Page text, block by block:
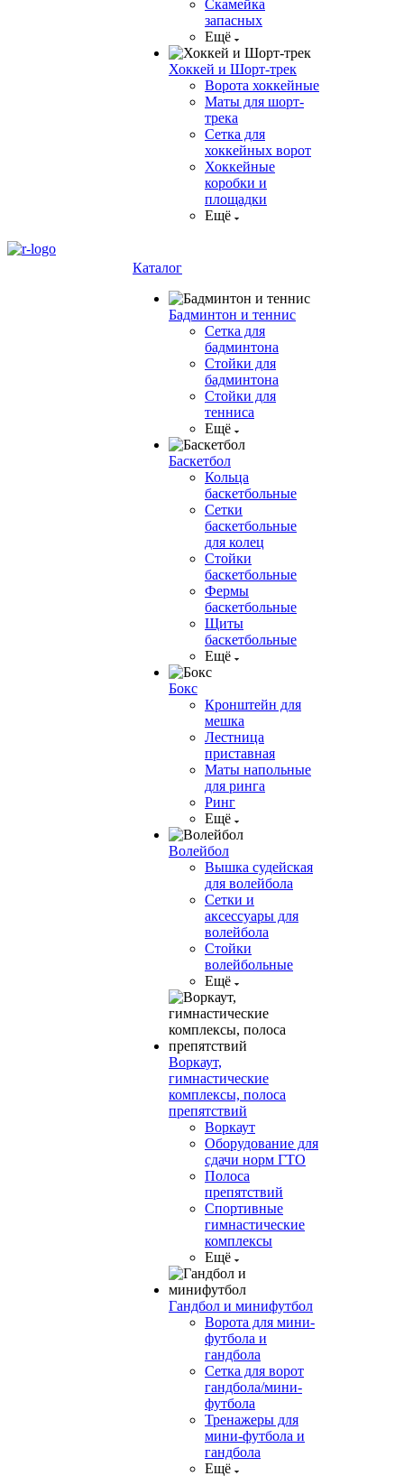
Скамейка
запасных
Ещё
Хоккей и Шорт-трек
Ворота хоккейные
Маты для шорт-
трека
Сетка для
хоккейных ворот
Хоккейные
коробки и
площадки
Ещё
Каталог
Бадминтон и теннис
Сетка для
бадминтона
Стойки для
бадминтона
Стойки для
тенниса
Ещё
Баскетбол
Кольца
баскетбольные
Сетки
баскетбольные
для колец
Стойки
баскетбольные
Фермы
баскетбольные
Щиты
баскетбольные
Ещё
Бокс
Кронштейн для
мешка
Лестница
приставная
Маты напольные
для ринга
Ринг
Ещё
Волейбол
Вышка судейская
для волейбола
Сетки и
аксессуары для
волейбола
Стойки
волейбольные
Ещё
Воркаут,
гимнастические
комплексы, полоса
препятствий
Воркаут
Оборудование для
сдачи норм ГТО
Полоса
препятствий
Спортивные
гимнастические
комплексы
Ещё
Гандбол и минифутбол
Ворота для мини-
футбола и
гандбола
Сетка для ворот
гандбола/мини-
футбола
Тренажеры для
мини-футбола и
гандбола
Ещё